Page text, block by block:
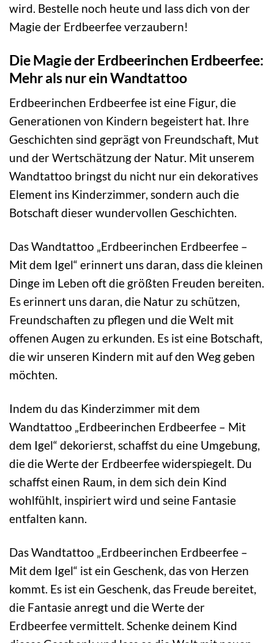
wird. Bestelle noch heute und lass dich von der
Magie der Erdbeerfee verzaubern!
Die Magie der Erdbeerinchen Erdbeerfee:
Mehr als nur ein Wandtattoo
Erdbeerinchen Erdbeerfee ist eine Figur, die
Generationen von Kindern begeistert hat. Ihre
Geschichten sind geprägt von Freundschaft, Mut
und der Wertschätzung der Natur. Mit unserem
Wandtattoo bringst du nicht nur ein dekoratives
Element ins Kinderzimmer, sondern auch die
Botschaft dieser wundervollen Geschichten.
Das Wandtattoo „Erdbeerinchen Erdbeerfee –
Mit dem Igel“ erinnert uns daran, dass die kleinen
Dinge im Leben oft die größten Freuden bereiten.
Es erinnert uns daran, die Natur zu schützen,
Freundschaften zu pflegen und die Welt mit
offenen Augen zu erkunden. Es ist eine Botschaft,
die wir unseren Kindern mit auf den Weg geben
möchten.
Indem du das Kinderzimmer mit dem
Wandtattoo „Erdbeerinchen Erdbeerfee – Mit
dem Igel“ dekorierst, schaffst du eine Umgebung,
die die Werte der Erdbeerfee widerspiegelt. Du
schaffst einen Raum, in dem sich dein Kind
wohlfühlt, inspiriert wird und seine Fantasie
entfalten kann.
Das Wandtattoo „Erdbeerinchen Erdbeerfee –
Mit dem Igel“ ist ein Geschenk, das von Herzen
kommt. Es ist ein Geschenk, das Freude bereitet,
die Fantasie anregt und die Werte der
Erdbeerfee vermittelt. Schenke deinem Kind